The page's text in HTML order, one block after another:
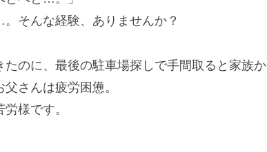
そんな経験、ありませんか？
のに、最後の駐車場探しで手間取ると家族か
さんは疲労困憊。
様です。